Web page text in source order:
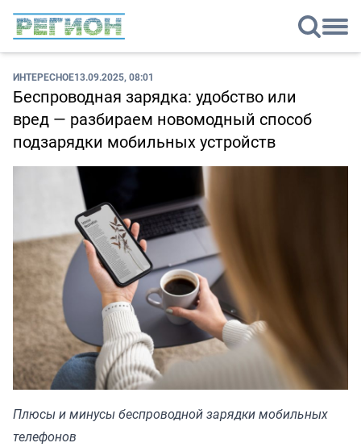
ИНТЕРЕСНОЕ13.09.2025, 08:01
Беспроводная зарядка: удобство или
вред — разбираем новомодный способ
подзарядки мобильных устройств
Плюсы и минусы беспроводной зарядки мобильных
телефонов